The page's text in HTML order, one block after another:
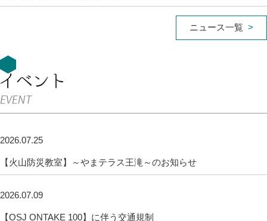
ニュース一覧
2026.07.25
【火山防災教室】～やまテラス王滝～のお知らせ
2026.07.09
【OSJ ONTAKE 100】に伴う交通規制